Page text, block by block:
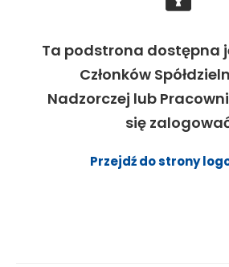
Ta podstrona dostępna
Członków
Nadzorczej lub
się
Przejdź do strony